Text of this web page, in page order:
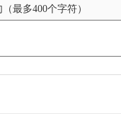
最多400个字符）